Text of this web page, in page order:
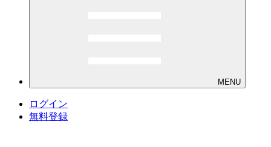
MENU
ログイン
無料登録